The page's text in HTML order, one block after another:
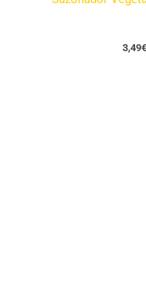
3,49€